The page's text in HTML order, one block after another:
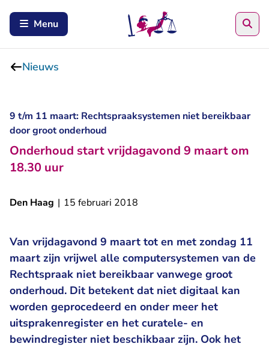
Menu
Nieuws
9 t/m 11 maart: Rechtspraaksystemen niet bereikbaar
door groot onderhoud
Onderhoud start vrijdagavond 9 maart om
18.30 uur
Den Haag | 15 februari 2018
Van vrijdagavond 9 maart tot en met zondag 11
maart zijn vrijwel alle computersystemen van de
Rechtspraak niet bereikbaar vanwege groot
onderhoud. Dit betekent dat niet digitaal kan
worden geprocedeerd en onder meer het
uitsprakenregister en het curatele- en
bewindregister niet beschikbaar zijn. Ook het